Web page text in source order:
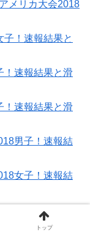
メリカ大会2018
！速報結果と
！速報結果と滑
！速報結果と滑
男子！速報結
女子！速報結
報結果と滑走順
トップ